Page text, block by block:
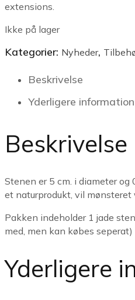
extensions.
Ikke på lager
Kategorier: Nyheder,
Beskrivelse
Yderligere information
Beskrivelse
Stenen er 5 cm. i diameter og
et naturprodukt, vil mønsteret
Pakken indeholder 1 jade
med, men kan købes seperat)
Yderligere